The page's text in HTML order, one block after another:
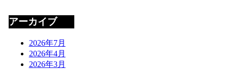
アーカイブ
2026年7月
2026年4月
2026年3月